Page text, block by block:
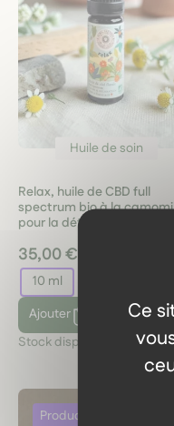
Ce
Huile de soin
Relax, huile de CBD full
spectrum bio à la
pour la détente
35,00 €
10 ml
Ajouter
Stock disponible :